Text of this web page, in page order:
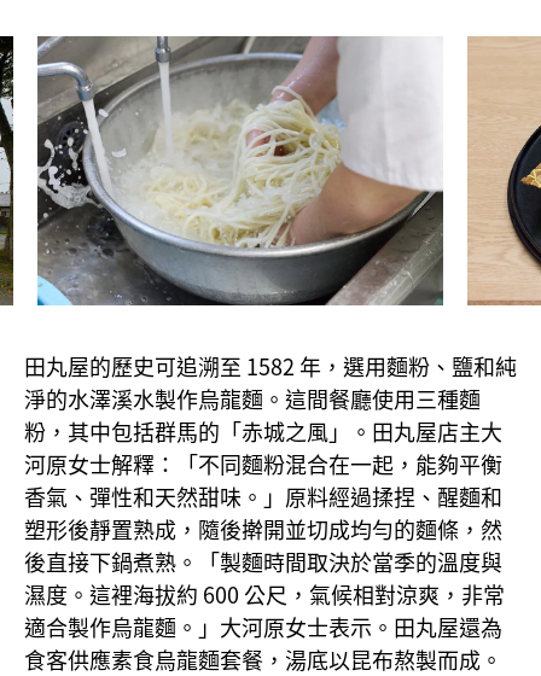
田丸屋的歷史可追溯至 1582 年，選用麵粉、鹽和純
淨的水澤溪水製作烏龍麵。這間餐廳使用三種麵
粉，其中包括群馬的「赤城之風」。田丸屋店主大
河原女士解釋：「不同麵粉混合在一起，能夠平衡
香氣、彈性和天然甜味。」原料經過揉捏、醒麵和
塑形後靜置熟成，隨後擀開並切成均勻的麵條，然
後直接下鍋煮熟。「製麵時間取決於當季的溫度與
濕度。這裡海拔約 600 公尺，氣候相對涼爽，非常
適合製作烏龍麵。」大河原女士表示。田丸屋還為
食客供應素食烏龍麵套餐，湯底以昆布熬製而成。